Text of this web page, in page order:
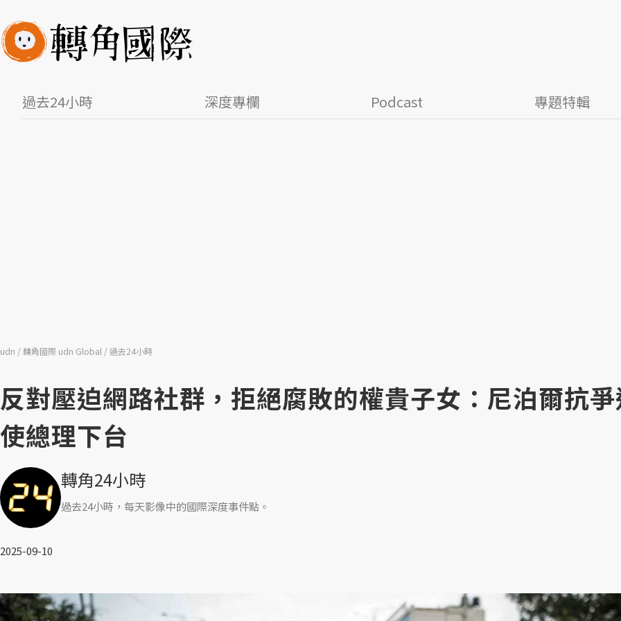
過去24小時 深度專欄 Podcast 專題特輯
udn 轉角國際 udn Global 過去24小時
反對壓迫網路社群，拒絕腐敗的權貴子女：尼泊爾抗
使總理下台
轉角24小時
過去24小時，每天影像中的國際深度事件點。
2025-09-10